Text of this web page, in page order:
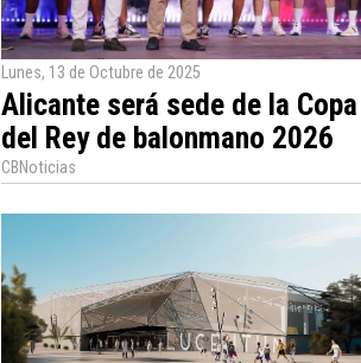
Lunes, 13 de Octubre de 2025
Alicante será sede de la Copa
del Rey de balonmano 2026
CBNoticias